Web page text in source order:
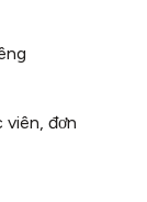
viên, đơn